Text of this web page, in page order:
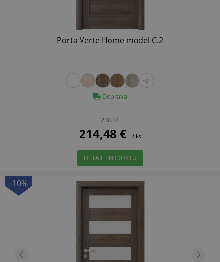
Porta Verte Home model C.2
+21
Doprava
238.31
214,48 € / ks
DETAIL PRODUKTU
-10%